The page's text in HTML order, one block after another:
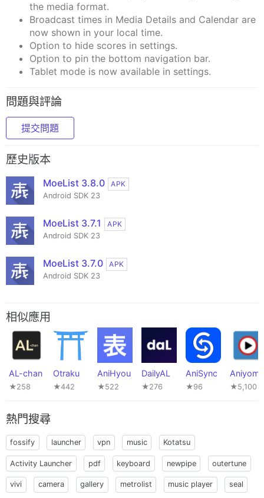
the media format.
Broadcast times in Media Details and Calendar are
now shown in your local time.
Option to hide scores in settings.
Option to pin the bottom navigation bar.
Tablet mode is now available in settings.
問題與評論
提交問題
歷史版本
MoeList 3.8.0
APK
Android SDK 23
MoeList 3.7.1
APK
Android SDK 23
MoeList 3.7.0
APK
Android SDK 23
相似應用
AL-chan
★258
Otraku
★442
AniHyou
★522
DailyAL
★276
AniSync
★96
Aniyomi
★5,100
熱門搜尋
fossify launcher vpn music Kotatsu
Activity Launcher pdf keyboard newpipe outertune
vivi camera gallery metrolist music player seal